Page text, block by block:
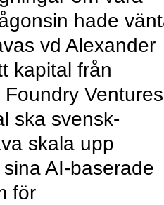
hade
vd Alexander
kapital från
Ventures
ska svensk-
skala upp
AI-baserade
för